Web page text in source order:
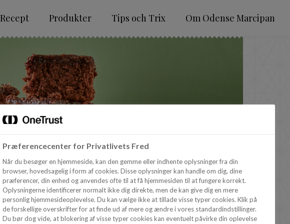
Recept Produkter Tips och Trix Om Odense Marcipan
Præferencecenter for Privatlivets Fred
Når du besøger en hjemmeside, kan den gemme eller indhente oplysninger fra din
browser, hovedsagelig i form af cookies. Disse oplysninger kan handle om dig, dine
præferencer, din enhed og anvendes ofte til at få hjemmesiden til at fungere korrekt.
Oplysningerne identificerer normalt ikke dig direkte, men de kan give dig en mere
personlig hjemmesideoplevelse. Du kan vælge ikke at tillade visse typer cookies. Klik på
de forskellige overskrifter for at finde ud af mere og ændre i vores standardindstillinger.
Du bør dog vide, at blokering af visse typer cookies kan eventuelt påvirke din oplevelse